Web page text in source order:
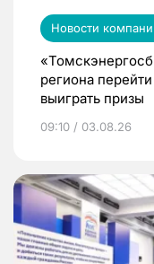
Новости
региона
выиграть призы
09:10 / 03.08.26